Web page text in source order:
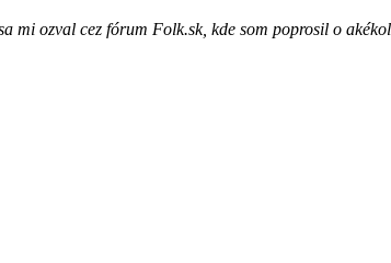
ozval cez fórum Folk.sk, kde som poprosil o